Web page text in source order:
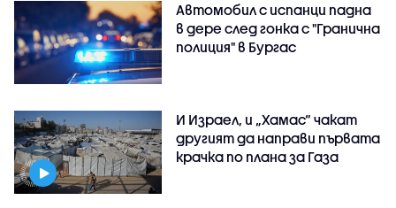
Автомобил с испанци падна
в дере след гонка с "Гранична
полиция" в Бургас
И Израел, и „Хамас“ чакат
другият да направи първата
крачка по плана за Газа